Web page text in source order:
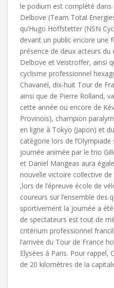
le podium est complété dans
Delbove (Team Total
qu’Hugo Hoffstetter (NSN
devant un public encore une
présence de deux acteurs du
Delbove et Veistroffer, ainsi
cyclisme professionnel
Chavanel, dix-huit Tour de
ainsi que de Pierre Rolland,
cette année ou encore de
Provinois), champion
en ligne à Tokyo (Japon) et
catégorie lors de
journée animée par le trio
et Daniel Mangeas aura
nouvelle victoire collective de
,lors de l’épreuve école de
coureurs sur l’ensemble des
sportivement la journée a
de spectateurs est tout de
critérium professionnel
l’arrivée du Tour de France
Elysées à Paris. Pour rappel,
de 20 kilomètres de la